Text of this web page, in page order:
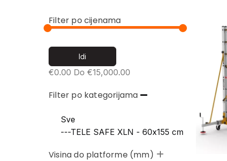
Filter po cijenama
€0.00 Do €15,000.00
Filter po kategorijama
Sve
---TELE SAFE XLN - 60x155 cm
Visina do platforme (mm)